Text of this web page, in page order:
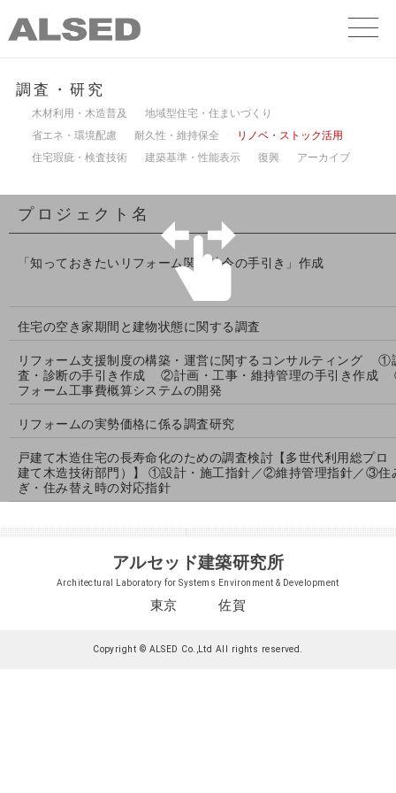
調査・研究
木材利用・木造普及
地域型住宅・住まいづくり
省エネ・環境配慮
耐久性・維持保全
リノベ・ストック活用
住宅瑕疵・検査技術
建築基準・性能表示 復興 アーカイブ
プロジェクト名
「知っておきたいリフォーム関係法令の手引き」作成
住宅の空き家期間と建物状態に関する調査
リフォーム支援制度の構築・運営に関するコンサルティング ①
査・診断の手引き作成 ②計画・工事・維持管理の手引き作
フォーム工事費概算システムの開発
リフォームの実勢価格に係る調査研究
戸建て木造住宅の長寿命化のための調査検討【多世代利用総プロ
建て木造技術部門）】 ①設計・施工指針／②維持管理指針／③住
ぎ・住み替え時の対応指針
アルセッド建築研究所
Architectural Laboratory for Systems Environment & Development
東京 佐賀
Copyright © ALSED Co.,Ltd All rights reserved.